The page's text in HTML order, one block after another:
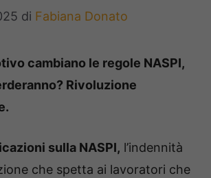
di Fabiana Donato
cambiano le regole NASPI,
Rivoluzione
sulla NASPI, l’indennità
che spetta ai lavoratori che